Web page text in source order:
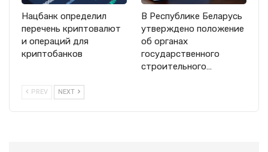
Нацбанк определил
перечень криптовалют
и операций для
криптобанков
В Республике Беларусь
утверждено положение
об органах
государственного
строительного…
PREV NEXT